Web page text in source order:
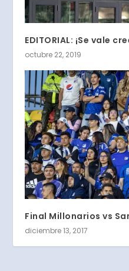
EDITORIAL: ¡Se vale
octubre 22, 2019
Final Millonarios vs
diciembre 13, 2017